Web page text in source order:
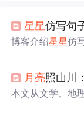
星星仿写句
博客介绍星星仿
词让句子更生动
月亮照山川
本文从文学、地